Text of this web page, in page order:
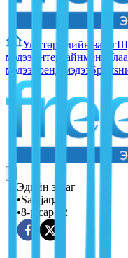
Улс төр Эдийн засаг
мэдээ Ентертайнмент
мэдээ Тренд мэдээ Sports
Эдийн засаг
•Sainjargal
•8-р сар 02